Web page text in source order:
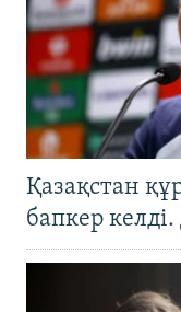
Қазақстан
бапкер